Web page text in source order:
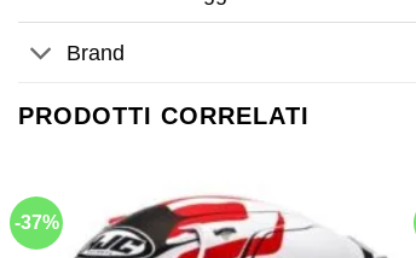
Brand
PRODOTTI CORRELATI
-37%